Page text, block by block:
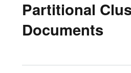
Partitional
Documents